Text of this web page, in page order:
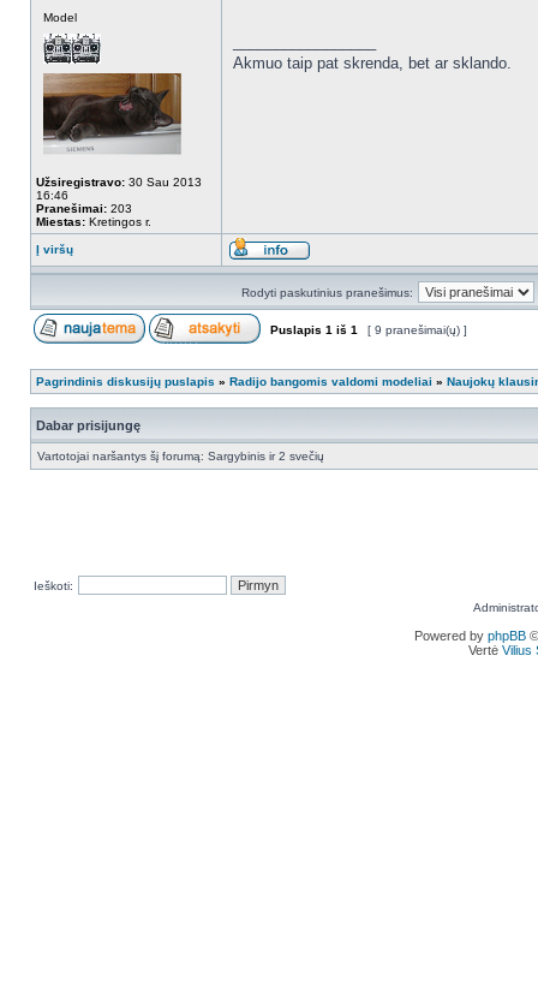
Model
Užsiregistravo: 30 Sau 2013
16:46
Pranešimai: 203
Miestas: Kretingos r.
Akmuo taip pat skrenda, bet ar sklando.
Į viršų
Rodyti paskutinius pranešimus:
Puslapis 1 iš 1 [ 9 pranešimai(ų) ]
Pagrindinis diskusijų puslapis » Radijo bangomis valdomi modeliai » Naujokų
Dabar prisijungę
Vartotojai naršantys šį forumą: Sargybinis ir 2 svečių
Ieškoti:
Powered by phpBB
Vertė Vilius